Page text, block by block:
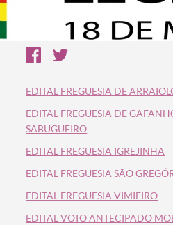
EDITAL FREGUESIA DE
EDITAL FREGUESIA DE
SABUGUEIRO
EDITAL FREGUESIA IGREJINHA
EDITAL FREGUESIA SÃO
EDITAL FREGUESIA VIMIEIRO
EDITAL VOTO ANTECIPADO